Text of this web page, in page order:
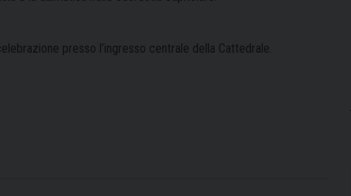
presso l’ingresso centrale della Cattedrale.